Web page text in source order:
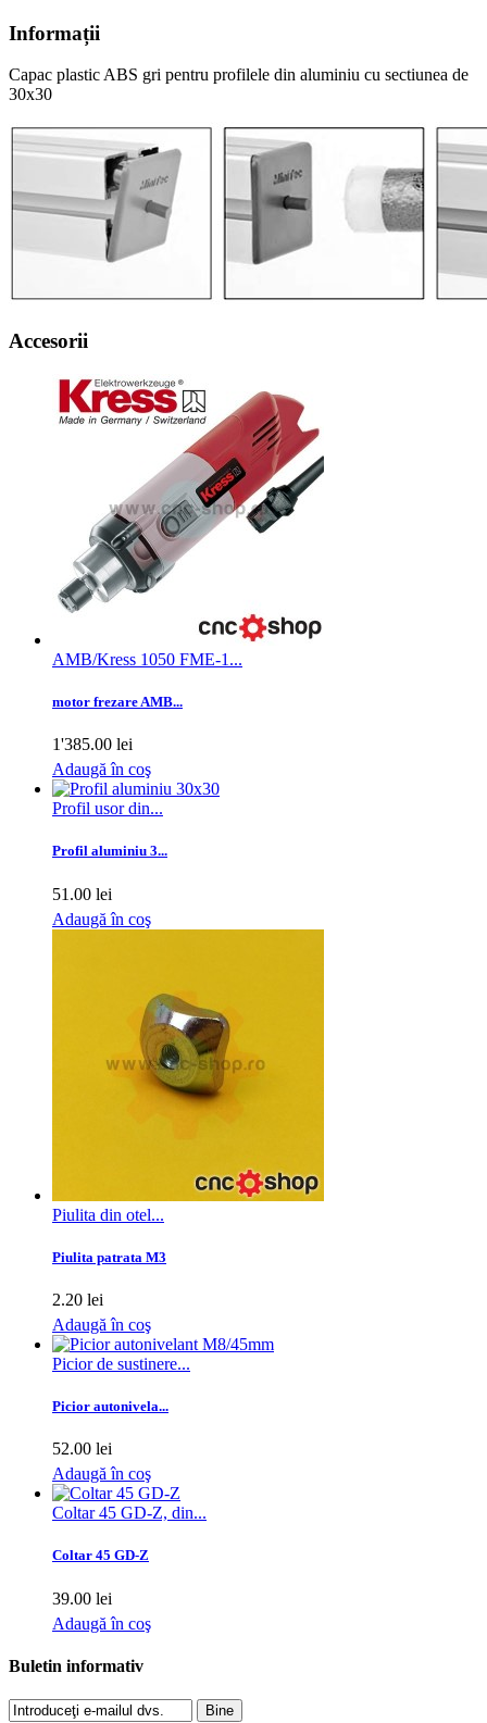
Informații
Capac plastic ABS gri pentru profilele din aluminiu cu sectiunea de
30x30
Accesorii
AMB/Kress 1050 FME-1...
motor frezare AMB...
1'385.00 lei
Adaugă în coş
Profil usor din...
Profil aluminiu 3...
51.00 lei
Adaugă în coş
Piulita din otel...
Piulita patrata M3
2.20 lei
Adaugă în coş
Picior de sustinere...
Picior autonivela...
52.00 lei
Adaugă în coş
Coltar 45 GD-Z, din...
Coltar 45 GD-Z
39.00 lei
Adaugă în coş
Buletin informativ
Bine